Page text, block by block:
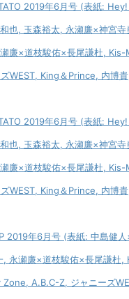
2019年6月号 (表紙:
也, 玉森裕太, 永瀬廉×神宮寺
廉×道枝駿佑×長尾謙杜,
WEST, King＆Prince, 内博
2019年6月号 (表紙:
也, 玉森裕太, 永瀬廉×神宮寺
廉×道枝駿佑×長尾謙杜,
WEST, King＆Prince, 内博
2019年6月号 (表紙: 中島健
, 永瀬廉×道枝駿佑×長尾謙杜,
A.B.C-Z, ジャニーズ